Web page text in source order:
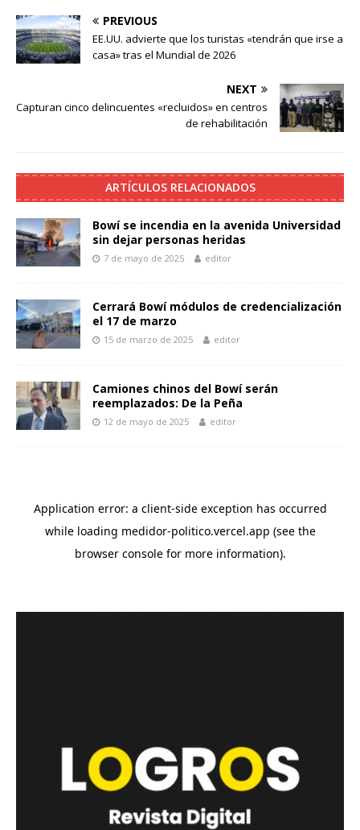
PREVIOUS
EE.UU. advierte que los turistas «tendrán que irse a
casa» tras el Mundial de 2026
NEXT
Capturan cinco delincuentes «recluidos» en centros
de rehabilitación
ARTÍCULOS RELACIONADOS
Bowí se incendia en la avenida Universidad
sin dejar personas heridas
7 de mayo de 2025 editor
Cerrará Bowí módulos de credencialización
el 17 de marzo
15 de marzo de 2025 editor
Camiones chinos del Bowí serán
reemplazados: De la Peña
12 de mayo de 2025 editor